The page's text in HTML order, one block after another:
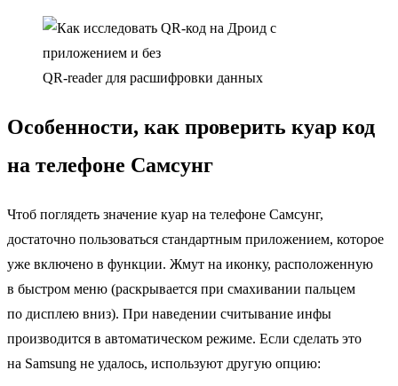
QR-reader для расшифровки данных
Особенности, как проверить куар код
на телефоне Самсунг
Чтоб поглядеть значение куар на телефоне Самсунг,
достаточно пользоваться стандартным приложением, которое
уже включено в функции. Жмут на иконку, расположенную
в быстром меню (раскрывается при смахивании пальцем
по дисплею вниз). При наведении считывание инфы
производится в автоматическом режиме. Если сделать это
на Samsung не удалось, используют другую опцию: